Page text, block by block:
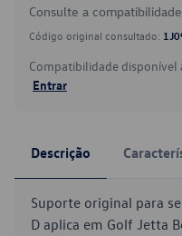
Consulte a
Código original consultado:
Compatibilidade disponível
Entrar
Descrição
Suporte original para
D aplica em Golf Jetta